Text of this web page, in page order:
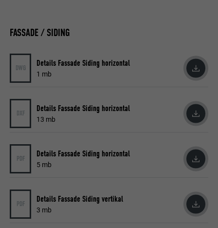
FASSADE / SIDING
DWG Details Fassade Siding horizontal
1 mb
DXF Details Fassade Siding horizontal
13 mb
PDF Details Fassade Siding horizontal
5 mb
PDF Details Fassade Siding vertikal
3 mb